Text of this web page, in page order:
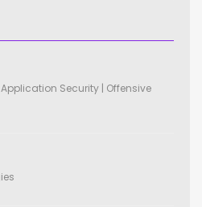
Security | Offensive